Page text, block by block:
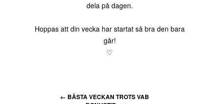
dela på dagen.
Hoppas att din vecka har startat så bra den bara
går!
♡
← BÄSTA VECKAN TROTS VAB